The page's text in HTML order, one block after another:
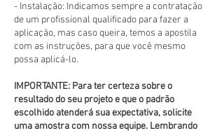
- Instalação: Indicamos sempre a contratação
de um profissional qualificado para fazer a
aplicação, mas caso queira, temos a apostila
com as instruções, para que você mesmo
possa aplicá-lo.
IMPORTANTE: Para ter certeza sobre o
resultado do seu projeto e que o padrão
escolhido atenderá sua expectativa, solicite
uma amostra com nossa equipe. Lembrando